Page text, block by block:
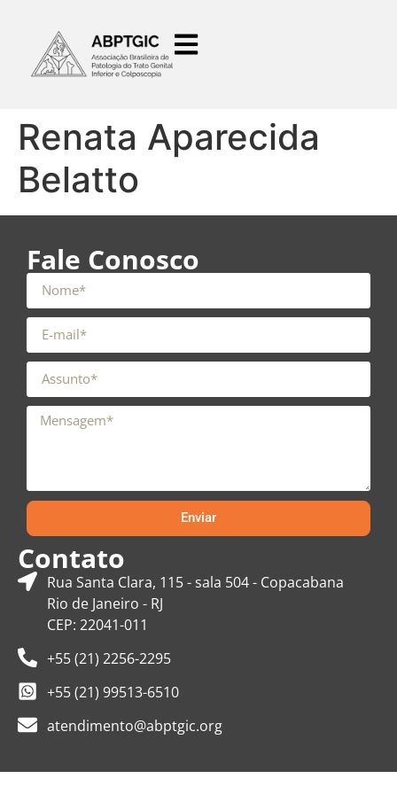
Renata Aparecida
Belatto
Fale Conosco
Enviar
Contato
Rua Santa Clara, 115 - sala 504 - Copacabana
Rio de Janeiro - RJ
CEP: 22041-011
+55 (21) 2256-2295
+55 (21) 99513-6510
atendimento@abptgic.org